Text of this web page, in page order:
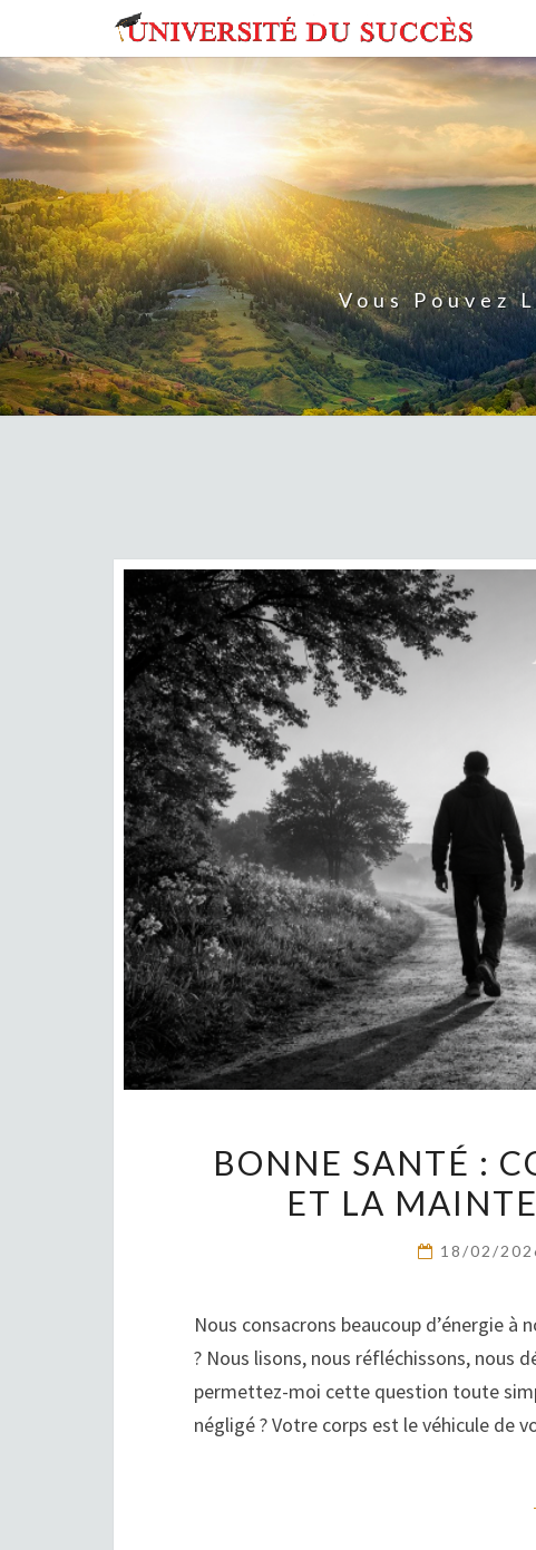
content
Vous Pouvez
BONNE SANTÉ :
ET LA
18/02/
Nous consacrons beaucoup d’énergie
? Nous lisons, nous réfléchissons, nous
permettez-moi cette question toute
négligé ? Votre corps est le véhicule de